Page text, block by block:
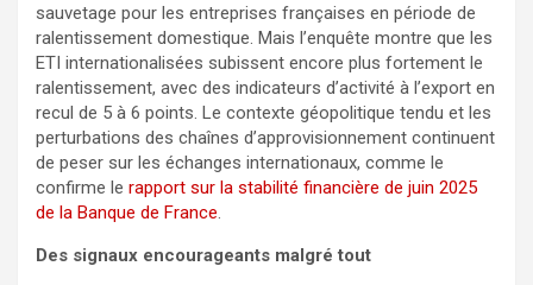
sauvetage pour les entreprises françaises en période de
ralentissement domestique. Mais l’enquête montre que les
ETI internationalisées subissent encore plus fortement le
ralentissement, avec des indicateurs d’activité à l’export en
recul de 5 à 6 points. Le contexte géopolitique tendu et les
perturbations des chaînes d’approvisionnement continuent
de peser sur les échanges internationaux, comme le
confirme le rapport sur la stabilité financière de juin 2025
de la Banque de France.
Des signaux encourageants malgré tout